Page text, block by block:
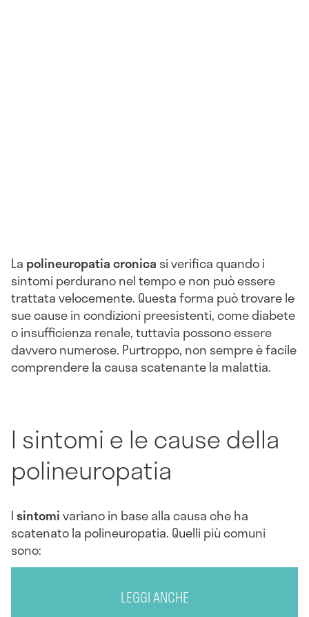
La polineuropatia cronica si verifica quando i
sintomi perdurano nel tempo e non può essere
trattata velocemente. Questa forma può trovare le
sue cause in condizioni preesistenti, come diabete
o insufficienza renale, tuttavia possono essere
davvero numerose. Purtroppo, non sempre è facile
comprendere la causa scatenante la malattia.
I sintomi e le cause della
polineuropatia
Isintomivariano in base alla causa che ha
scatenato la polineuropatia. Quelli più comuni
sono:
LEGGI ANCHE